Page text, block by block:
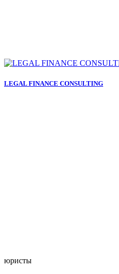
LEGAL FINANCE CONSULTING
юристы